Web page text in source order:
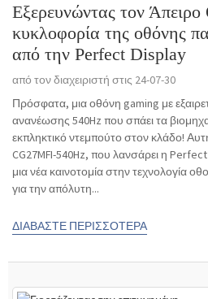
Εξερευνώντας τον
κυκλοφορία της οθόνης
από την Perfect Display
από τον διαχειριστή στις 24-07-30
Πρόσφατα, μια οθόνη gaming με
ανανέωσης 540Hz που σπάει τα
εκπληκτικό ντεμπούτο στον κλάδο!
CG27MFI-540Hz, που λανσάρει η
μια νέα καινοτομία στην τεχνολογία
για την απόλυτη...
ΔΙΑΒΆΣΤΕ ΠΕΡΙΣΣΌΤΕΡΑ